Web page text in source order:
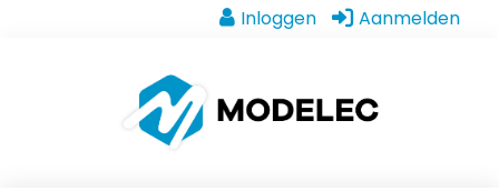
Inloggen Aanmelden